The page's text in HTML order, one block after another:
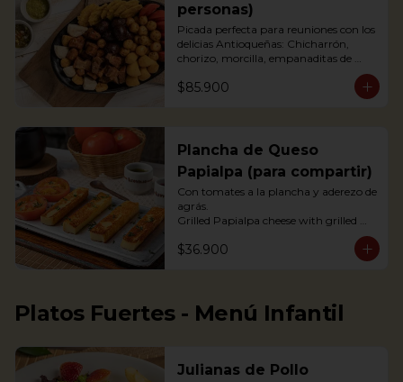
personas)
Picada perfecta para reuniones con los
delicias Antioqueñas: Chicharrón,
chorizo, morcilla, empanaditas de
acompañada de arepas, limón y
$85.900
Plancha de Queso
Papialpa (para compartir)
Con tomates a la plancha y aderezo de
agrás.
Grilled Papialpa cheese with grilled
$36.900
Platos Fuertes - Menú Infantil
Julianas de Pollo